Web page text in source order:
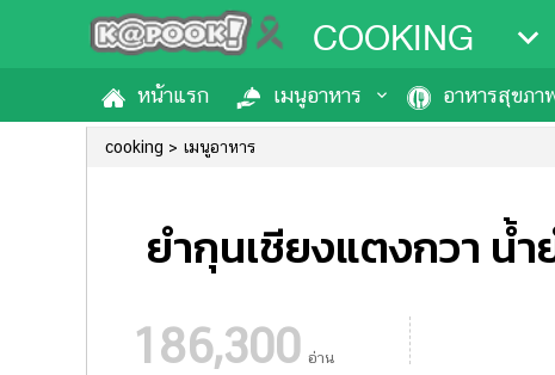
COOKING
หน้าแรก เมนูอาหาร อาหารสุขภา
cooking เมนูอาหาร
ยำกุนเชียงแตงกวา น้
186,300 อ่าน